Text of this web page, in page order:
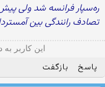
ره‌سپار فرانسه شد ولی پیش
تصادف رانندگی بین
این کاربر
پاسخ بازگفت